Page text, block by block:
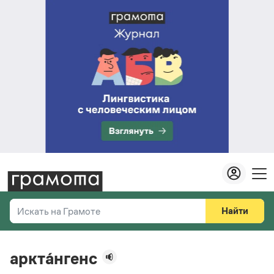
Искать на Грамоте
Справочная служба
Найти
аркта́нгенс